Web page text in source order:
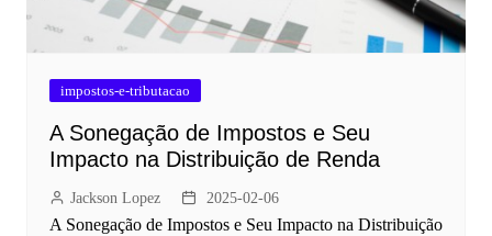
impostos-e-tributacao
A Sonegação de Impostos e Seu
Impacto na Distribuição de Renda
Jackson Lopez 2025-02-06
A Sonegação de Impostos e Seu Impacto na Distribuição